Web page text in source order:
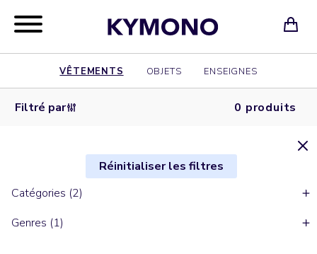
VÊTEMENTS OBJETS ENSEIGNES
Filtré par 0 produits
Réinitialiser les filtres
Catégories (2)
Genres (1)